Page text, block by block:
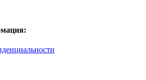
dzen.ru/pohodvles